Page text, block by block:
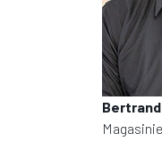
Bertrand